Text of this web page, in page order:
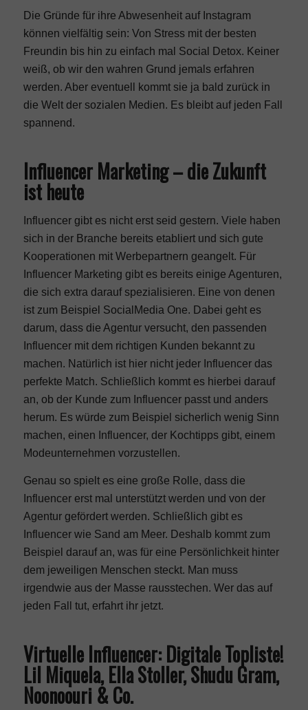
Die Gründe für ihre Abwesenheit auf Instagram
können vielfältig sein: Von Stress mit der besten
Freundin bis hin zu einfach mal Social Detox. Keiner
weiß, ob wir den wahren Grund jemals erfahren
werden. Aber eventuell kommt sie ja bald zurück in
die Welt der sozialen Medien. Es bleibt auf jeden Fall
spannend.
Influencer Marketing – die Zukunft
ist heute
Influencer gibt es nicht erst seid gestern. Viele haben
sich in der Branche bereits etabliert und sich gute
Kooperationen mit Werbepartnern geangelt. Für
Influencer Marketing gibt es bereits einige Agenturen,
die sich extra darauf spezialisieren. Eine von denen
ist zum Beispiel SocialMedia One. Dabei geht es
darum, dass die Agentur versucht, den passenden
Influencer mit dem richtigen Kunden bekannt zu
machen. Natürlich ist hier nicht jeder Influencer das
perfekte Match. Schließlich kommt es hierbei darauf
an, ob der Kunde zum Influencer passt und anders
herum. Es würde zum Beispiel sicherlich wenig Sinn
machen, einen Influencer, der Kochtipps gibt, einem
Modeunternehmen vorzustellen.
Genau so spielt es eine große Rolle, dass die
Influencer erst mal unterstützt werden und von der
Agentur gefördert werden. Schließlich gibt es
Influencer wie Sand am Meer. Deshalb kommt zum
Beispiel darauf an, was für eine Persönlichkeit hinter
dem jeweiligen Menschen steckt. Man muss
irgendwie aus der Masse rausstechen. Wer das auf
jeden Fall tut, erfahrt ihr jetzt.
Virtuelle Influencer: Digitale Topliste!
Lil Miquela, Ella Stoller, Shudu Gram,
Noonoouri & Co.